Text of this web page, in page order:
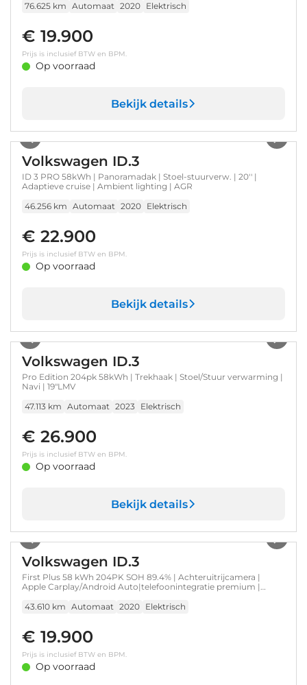
76.625 km Automaat 2020 Elektrisch
€ 19.900
Prijs is inclusief BTW en BPM.
Op voorraad
Bekijk details
Volkswagen ID.3
ID 3 PRO 58kWh | Panoramadak | Stoel-stuurverw. | 20'' |
Adaptieve cruise | Ambient lighting | AGR
46.256 km Automaat 2020 Elektrisch
€ 22.900
Prijs is inclusief BTW en BPM.
Op voorraad
Bekijk details
Volkswagen ID.3
Pro Edition 204pk 58kWh | Trekhaak | Stoel/Stuur verwarming |
Navi | 19"LMV
47.113 km Automaat 2023 Elektrisch
€ 26.900
Prijs is inclusief BTW en BPM.
Op voorraad
Bekijk details
Volkswagen ID.3
First Plus 58 kWh 204PK SOH 89.4% | Achteruitrijcamera |
Apple Carplay/Android Auto|telefoonintegratie premium |
43.610 km Automaat 2020 Elektrisch
€ 19.900
Prijs is inclusief BTW en BPM.
Op voorraad